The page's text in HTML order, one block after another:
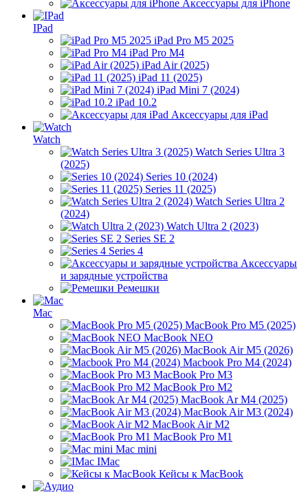
Аксессуары для iPhone
IPad
iPad Pro M5 2025
iPad Pro M4
iPad Air (2025)
iPad 11 (2025)
iPad Mini 7 (2024)
iPad 10.2
Аксессуары для iPad
Watch
Watch Series Ultra 3
(2025)
Series 10 (2024)
Series 11 (2025)
Watch Series Ultra 2
(2024)
Watch Ultra 2 (2023)
Series SE 2
Series 4
Аксессуары
и зарядные устройства
Ремешки
Mac
MacBook Pro M5 (2025)
MacBook NEO
MacBook Air M5 (2026)
Macbook Pro M4 (2024)
MacBook Pro M3
MacBook Pro M2
MacBook Ar M4 (2025)
MacBook Air M3 (2024)
MacBook Air M2
MacBook Pro M1
Mac mini
IMac
Кейсы к MacBook